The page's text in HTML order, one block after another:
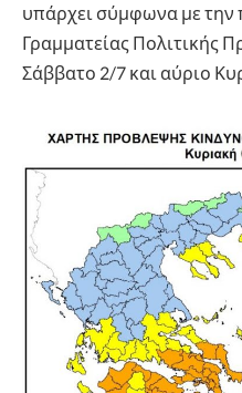
υπάρχει σύμφωνα με την
Γραμματείας Πολιτικής
Σάββατο 2/7 και αύριο